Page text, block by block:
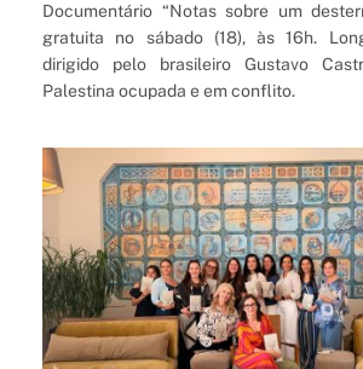
Documentário “Notas sobre um
gratuita no sábado (18), às 16h.
dirigido pelo brasileiro Gustavo
Palestina ocupada e em conflito.